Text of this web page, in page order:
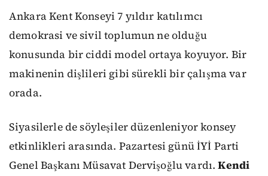
Ankara Kent Konseyi 7 yıldır katılımcı
demokrasi ve sivil toplumun ne olduğu
konusunda bir ciddi model ortaya koyuyor. Bir
makinenin dişlileri gibi sürekli bir çalışma var
orada.
Siyasilerle de söyleşiler düzenleniyor konsey
etkinlikleri arasında. Pazartesi günü İYİ Parti
Genel Başkanı Müsavat Dervişoğlu vardı.Kendi